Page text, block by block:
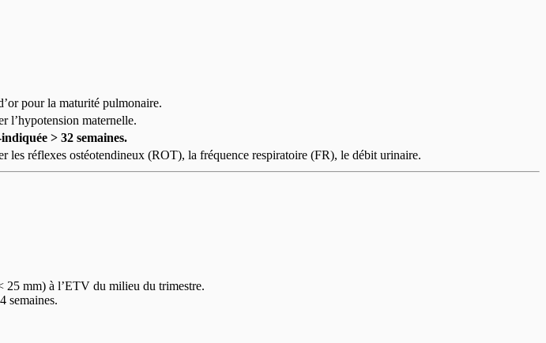
pour la maturité pulmonaire.
l’hypotension maternelle.
> 32 semaines.
les réflexes ostéotendineux (ROT), la fréquence respiratoire (FR), le débit urinaire.
25 mm) à l’ETV du milieu du trimestre.
semaines.